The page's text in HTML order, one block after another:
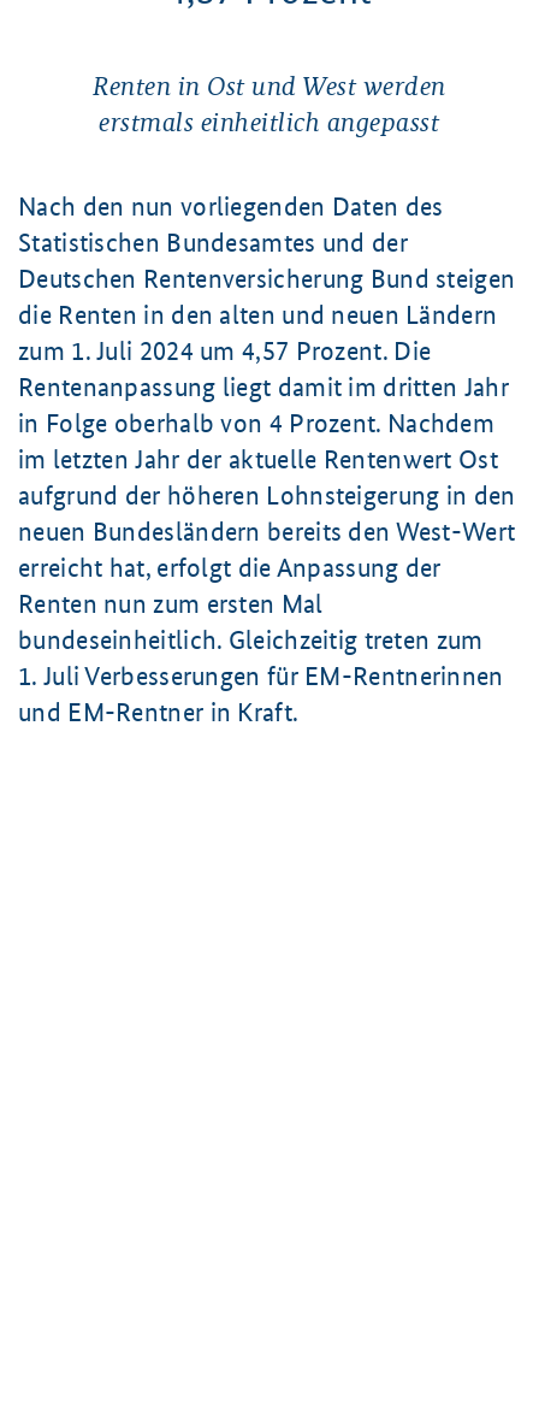
Renten in Ost und West werden
erstmals einheitlich angepasst
Nach den nun vorliegenden Daten des
Statistischen Bundesamtes und der
Deutschen Rentenversicherung Bund steigen
die Renten in den alten und neuen Ländern
zum 1. Juli 2024 um4,57 Prozent. Die
Rentenanpassung liegt damit im dritten Jahr
in Folge oberhalb von 4 Prozent. Nachdem
im letzten Jahr der aktuelle Rentenwert Ost
aufgrund der höheren Lohnsteigerung in den
neuen Bundesländern bereits den West-Wert
erreicht hat, erfolgt die Anpassung der
Renten nun zum ersten Mal
bundeseinheitlich. Gleichzeitig treten zum
1. Juli Verbesserungen für EM-Rentnerinnen
und EM-Rentner in Kraft.